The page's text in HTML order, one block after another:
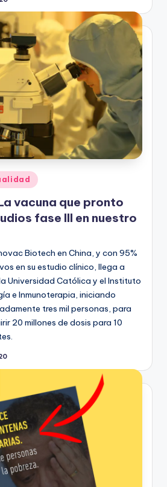
vacuna que pronto
fase III en nuestro
Biotech en China, y con 95%
en su estudio clínico, llega a
Universidad Católica y el Instituto
e Inmunoterapia, iniciando
tres mil personas, para
20 millones de dosis para 10